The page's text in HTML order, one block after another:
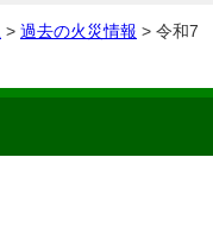
> 過去の火災情報 > 令和7